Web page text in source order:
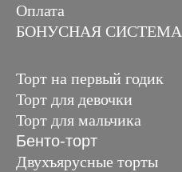
Оплата
БОНУСНАЯ СИСТЕМА
Торт на первый годик
Торт для девочки
Торт для мальчика
Бенто-торт
Двухъярусные торты